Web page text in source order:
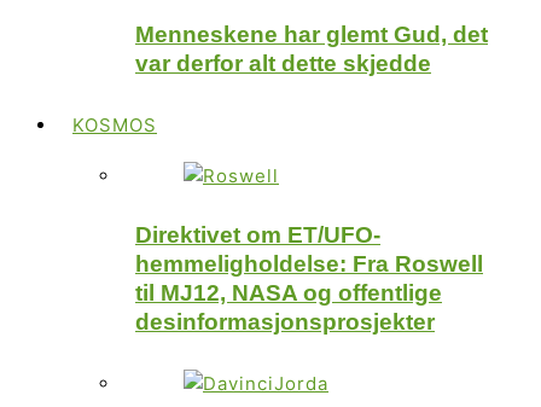
Menneskene har glemt Gud, det
var derfor alt dette skjedde
KOSMOS
Direktivet om ET/UFO-
hemmeligholdelse: Fra Roswell
til MJ12, NASA og offentlige
desinformasjonsprosjekter